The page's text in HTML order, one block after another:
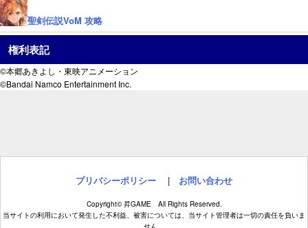
聖剣伝説VoM 攻略
権利表記
©本郷あきよし・東映アニメーション
©Bandai Namco Entertainment Inc.
プリバシーポリシー | お問い合わせ
Copyright© 昇GAME All Rights Reserved.
当サイトの利用において発生した不利益、被害については、当サイト管理者は一切の責任を負いま
せん。